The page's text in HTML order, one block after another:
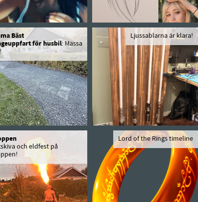
Bäst
för husbil: Massa
Ljussablarna är klara!
och eldfest på
Lord of the Rings timeline